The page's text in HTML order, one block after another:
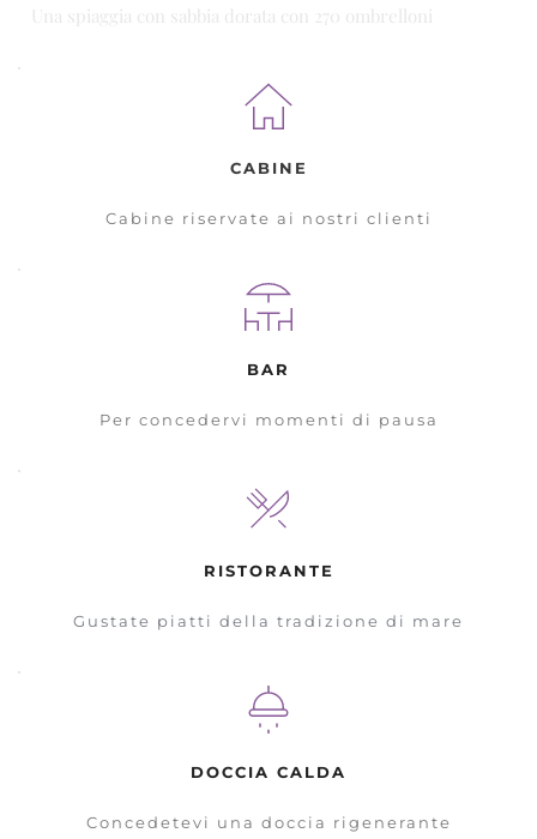
Una spiaggia con sabbia dorata con 270 ombrelloni
CABINE
Cabine riservate ai nostri clienti
BAR
Per concedervi momenti di pausa
RISTORANTE
Gustate piatti della tradizione di mare
DOCCIA CALDA
Concedetevi una doccia rigenerante